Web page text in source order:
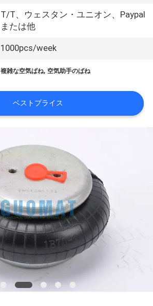
T/T、ウェスタン・ユニオン、Paypal
または他
1000pcs/week
複雑な空気ばね, 空気助手のばね
ベストプライス